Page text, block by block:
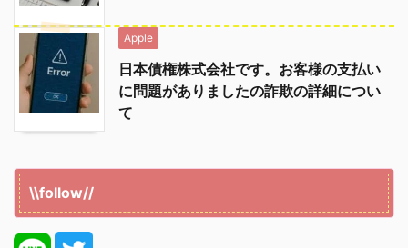
Apple
日本債権株式会社です。お客様の支払い
に問題がありましたの詐欺の詳細につい
て
\\follow//